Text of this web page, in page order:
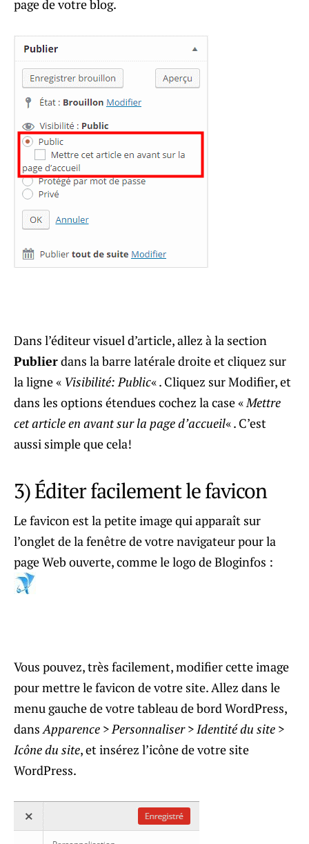
page de votre blog.
Dans l’éditeur visuel d’article, allez à la section
Publierdans la barre latérale droite et cliquez sur
la ligne « Visibilité: Public« . Cliquez sur Modifier, et
dans les options étendues cochez la case «Mettre
cet article en avant sur la page d’accueil« . C’est
aussi simple que cela!
3) Éditer facilement le favicon
Le favicon est la petite image qui apparaît sur
l’onglet de la fenêtre de votre navigateur pour la
page Web ouverte, comme le logo de Bloginfos :
Vous pouvez, très facilement, modifier cette image
pour mettre le favicon de votre site. Allez dans le
menu gauche de votre tableau de bord WordPress,
dansApparence > Personnaliser > Identité du site >
Icône du site, et insérez l’icône de votre site
WordPress.